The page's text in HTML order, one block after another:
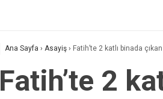
Ana Sayfa › Asayiş › Fatih’te 2 katlı binada
Fatih’te 2